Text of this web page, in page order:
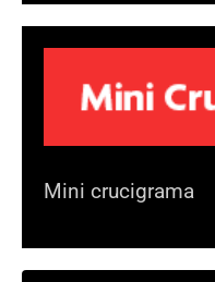
Mini crucigrama